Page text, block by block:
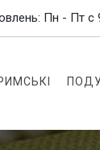
Пн - Пт c